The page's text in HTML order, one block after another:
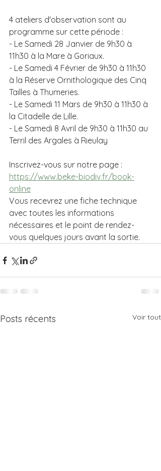
4 ateliers d'observation sont au
programme sur cette période :
- Le Samedi 28 Janvier de 9h30 à
11h30 à la Mare à Goriaux.
- Le Samedi 4 Février de 9h30 à 11h30
à la Réserve Ornithologique des Cinq
Tailles à Thumeries.
- Le Samedi 11 Mars de 9h30 à 11h30 à
la Citadelle de Lille.
- Le Samedi 8 Avril de 9h30 à 11h30 au
Terril des Argales à Rieulay
Inscrivez-vous sur notre page :
https://www.beke-biodiv.fr/book-
online
Vous recevrez une fiche technique
avec toutes les informations
nécessaires et le point de rendez-
vous quelques jours avant la sortie.
Posts récents Voir tout